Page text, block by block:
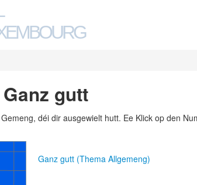
gutt
déi dir ausgewielt hutt. Ee Klick op den
Ganz gutt (Thema Allgemeng)